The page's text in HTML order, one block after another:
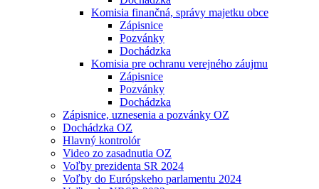
Komisia finančná, správy majetku obce
Zápisnice
Pozvánky
Dochádzka
Komisia pre ochranu verejného záujmu
Zápisnice
Pozvánky
Dochádzka
Zápisnice, uznesenia a pozvánky OZ
Dochádzka OZ
Hlavný kontrolór
Video zo zasadnutia OZ
Voľby prezidenta SR 2024
Voľby do Európskeho parlamentu 2024